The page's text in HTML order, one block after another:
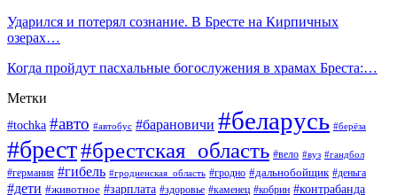
Ударился и потерял сознание. В Бресте на Кирпичных
озерах…
Когда пройдут пасхальные богослужения в храмах Бреста:…
Метки
#tochka #авто #автобус #барановичи #беларусь #берёза
#брест#брестская_область #вело #вуз #гандбол
#германия #гибель #гродненская_область #гродно #дальнобойщик #деньга
#дети #животное #зарплата #здоровье #каменец #кобрин #контрабанда